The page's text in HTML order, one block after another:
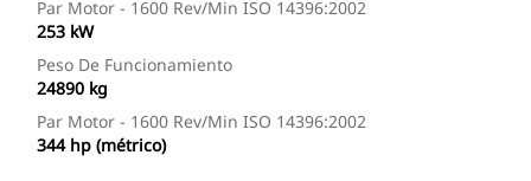
Par Motor - 1600 Rev/min ISO 14396:2002
253 kW
Peso De Funcionamiento
24890 kg
Par Motor - 1600 Rev/min ISO 14396:2002
344 hp (métrico)